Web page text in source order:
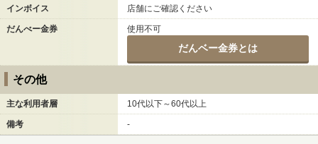
インボイス 店舗にご確認ください
だんべー金券 使用不可
だんベー金券とは
その他
主な利用者層 10代以下～60代以上
備考 -